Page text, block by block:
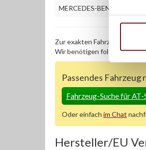
MERCEDES-BENZ E-
Zur exakten Fahrzeug-
Wir benötigen folgende
Passendes Fahrzeug
Fahrzeug-Suche für
Oder einfach im Chat
Hersteller/EU